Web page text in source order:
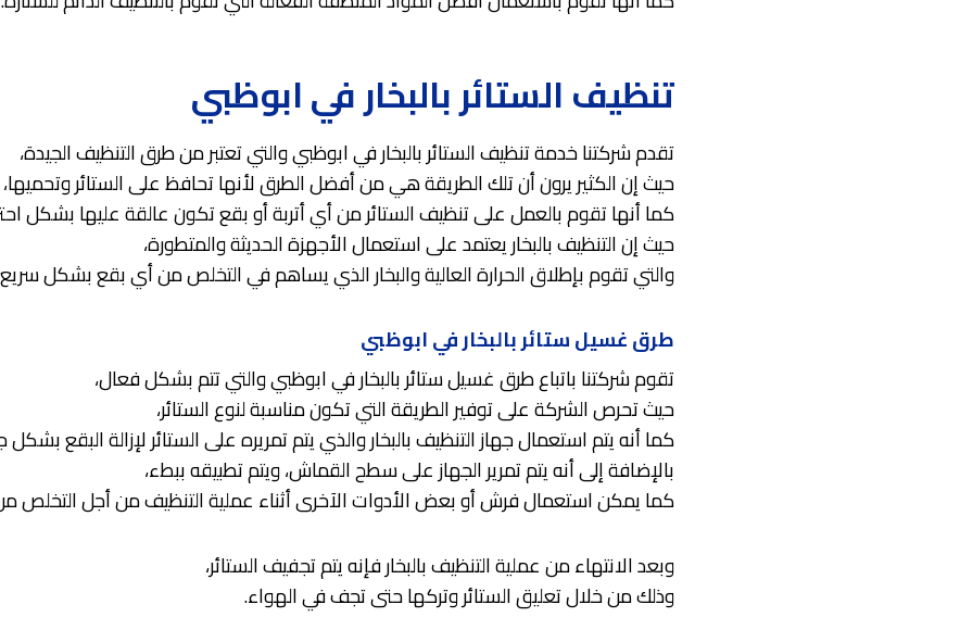
تنظيف الستائر بالبخار في ابوظبي
تقدم شركتنا خدمة تنظيف الستائر بالبخار في ابوظبي والتي تعتبر من طرق التنظيف الجيدة،
حيث إن الكثير يرون أن تلك الطريقة هي من أفضل الطرق لأنها تحافظ على الستائر وتحميها،
كما أنها تقوم بالعمل على تنظيف الستائر من أي أتربة أو بقع تكون عالقة عليها بشكل
حيث إن التنظيف بالبخار يعتمد على استعمال الأجهزة الحديثة والمتطورة،
والتي تقوم بإطلاق الحرارة العالية والبخار الذي يساهم في التخلص من أي بقع بشكل
طرق غسيل ستائر بالبخار في ابوظبي
تقوم شركتنا باتباع طرق غسيل ستائر بالبخار في ابوظبي والتي تتم بشكل فعال،
حيث تحرص الشركة على توفير الطريقة التي تكون مناسبة لنوع الستائر،
كما أنه يتم استعمال جهاز التنظيف بالبخار والذي يتم تمريره على الستائر لإزالة البقع بشكل
بالإضافة إلى أنه يتم تمرير الجهاز على سطح القماش، ويتم تطبيقه ببطء،
كما يمكن استعمال فرش أو بعض الأدوات الآخرى أثناء عملية التنظيف من أجل التخلص
وبعد الانتهاء من عملية التنظيف بالبخار فإنه يتم تجفيف الستائر،
وذلك من خلال تعليق الستائر وتركها حتى تجف في الهواء.